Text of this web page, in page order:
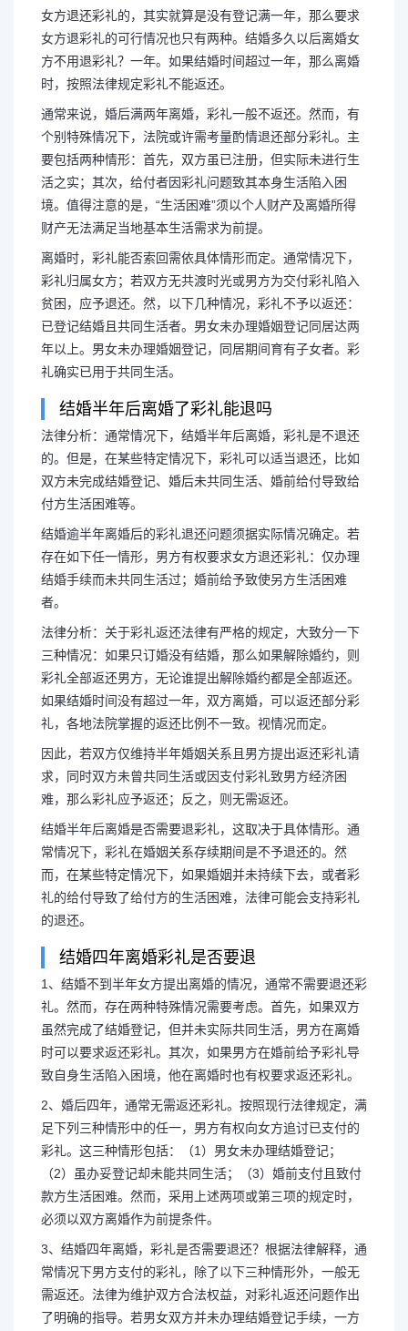
女方退还彩礼的，其实就算是没有登记满一年，那么要求
女方退彩礼的可行情况也只有两种。结婚多久以后离婚女
方不用退彩礼？一年。如果结婚时间超过一年，那么离婚
时，按照法律规定彩礼不能返还。
通常来说，婚后满两年离婚，彩礼一般不返还。然而，有
个别特殊情况下，法院或许需考量酌情退还部分彩礼。主
要包括两种情形：首先，双方虽已注册，但实际未进行生
活之实；其次，给付者因彩礼问题致其本身生活陷入困
境。值得注意的是，“生活困难”须以个人财产及离婚所得
财产无法满足当地基本生活需求为前提。
离婚时，彩礼能否索回需依具体情形而定。通常情况下，
彩礼归属女方；若双方无共渡时光或男方为交付彩礼陷入
贫困，应予退还。然，以下几种情况，彩礼不予以返还：
已登记结婚且共同生活者。男女未办理婚姻登记同居达两
年以上。男女未办理婚姻登记，同居期间育有子女者。彩
礼确实已用于共同生活。
结婚半年后离婚了彩礼能退吗
法律分析：通常情况下，结婚半年后离婚，彩礼是不退还
的。但是，在某些特定情况下，彩礼可以适当退还，比如
双方未完成结婚登记、婚后未共同生活、婚前给付导致给
付方生活困难等。
结婚逾半年离婚后的彩礼退还问题须据实际情况确定。若
存在如下任一情形，男方有权要求女方退还彩礼：仅办理
结婚手续而未共同生活过；婚前给予致使另方生活困难
者。
法律分析：关于彩礼返还法律有严格的规定，大致分一下
三种情况：如果只订婚没有结婚，那么如果解除婚约，则
彩礼全部返还男方，无论谁提出解除婚约都是全部返还。
如果结婚时间没有超过一年，双方离婚，可以返还部分彩
礼，各地法院掌握的返还比例不一致。视情况而定。
因此，若双方仅维持半年婚姻关系且男方提出返还彩礼请
求，同时双方未曾共同生活或因支付彩礼致男方经济困
难，那么彩礼应予返还；反之，则无需返还。
结婚半年后离婚是否需要退彩礼，这取决于具体情形。通
常情况下，彩礼在婚姻关系存续期间是不予退还的。然
而，在某些特定情况下，如果婚姻并未持续下去，或者彩
礼的给付导致了给付方的生活困难，法律可能会支持彩礼
的退还。
结婚四年离婚彩礼是否要退
1、结婚不到半年女方提出离婚的情况，通常不需要退还彩
礼。然而，存在两种特殊情况需要考虑。首先，如果双方
虽然完成了结婚登记，但并未实际共同生活，男方在离婚
时可以要求返还彩礼。其次，如果男方在婚前给予彩礼导
致自身生活陷入困境，他在离婚时也有权要求返还彩礼。
2、婚后四年，通常无需返还彩礼。按照现行法律规定，满
足下列三种情形中的任一，男方有权向女方追讨已支付的
彩礼。这三种情形包括：（1）男女未办理结婚登记；
（2）虽办妥登记却未能共同生活；（3）婚前支付且致付
款方生活困难。然而，采用上述两项或第三项的规定时，
必须以双方离婚作为前提条件。
3、结婚四年离婚，彩礼是否需要退还？根据法律解释，通
常情况下男方支付的彩礼，除了以下三种情形外，一般无
需返还。法律为维护双方合法权益，对彩礼返还问题作出
了明确的指导。若男女双方并未办理结婚登记手续，一方